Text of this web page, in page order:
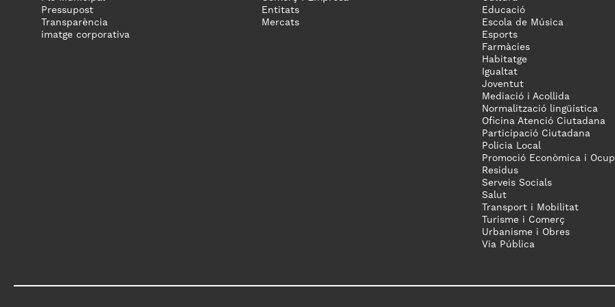
Pressupost
Transparència
imatge corporativa
Entitats
Mercats
Educació
Escola de Música
Esports
Farmàcies
Habitatge
Igualtat
Joventut
Mediació i Acollida
Normalització lingüística
Oficina Atenció Ciutadana
Participació Ciutadana
Policia Local
Promoció Econòmica i
Residus
Serveis Socials
Salut
Transport i Mobilitat
Turisme i Comerç
Urbanisme i Obres
Via Pública